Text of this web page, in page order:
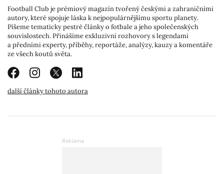
Football Club je prémiový magazín tvořený českými a zahraničními
autory, které spojuje láska k nejpopulárnějšímu sportu planety.
Píšeme tematicky pestré články o fotbale a jeho společenských
souvislostech. Přinášíme exkluzivní rozhovory s legendami
a předními experty, příběhy, reportáže, analýzy, kauzy a komentáře
ze všech koutů světa.
další články tohoto autora